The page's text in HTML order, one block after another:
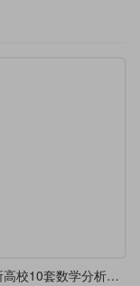
2024年5所高校10套数学分析与高等代数考研真题（第三期）